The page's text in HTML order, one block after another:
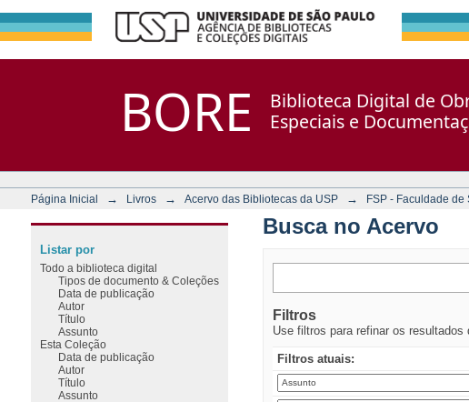
BORE
Biblioteca Digital de
Especiais e
Página Inicial → Livros → Acervo das Bibliotecas da USP → FSP - Faculdade de
Busca no Acervo
Filtros
Use filtros para refinar os resultados
Filtros atuais:
Listar por
Todo a biblioteca digital
Tipos de documento & Coleções
Data de publicação
Autor
Título
Assunto
Esta Coleção
Data de publicação
Autor
Título
Assunto